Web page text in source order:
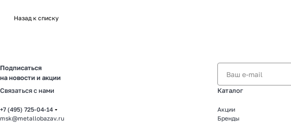
Назад к списку
Подписаться
на новости и акции
Связаться с нами
+7 (495) 725-04-14
msk@metallobazav.ru
Каталог
Акции
Бренды